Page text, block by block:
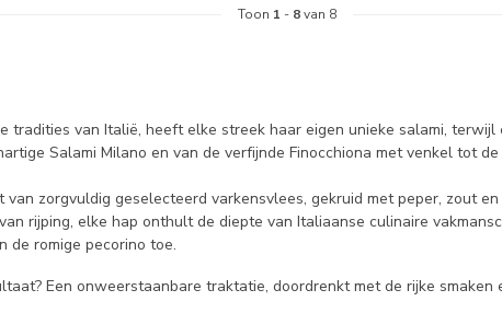
Toon 1 - 8van 8
tradities van Italië, heeft elke streek haar eigen unieke salami,
Salami Milano en van de verfijnde Finocchiona met venkel tot
van zorgvuldig geselecteerd varkensvlees, gekruid met peper, zout
rijping, elke hap onthult de diepte van Italiaanse culinaire
de romige pecorino toe.
Een onweerstaanbare traktatie, doordrenkt met de rijke smaken